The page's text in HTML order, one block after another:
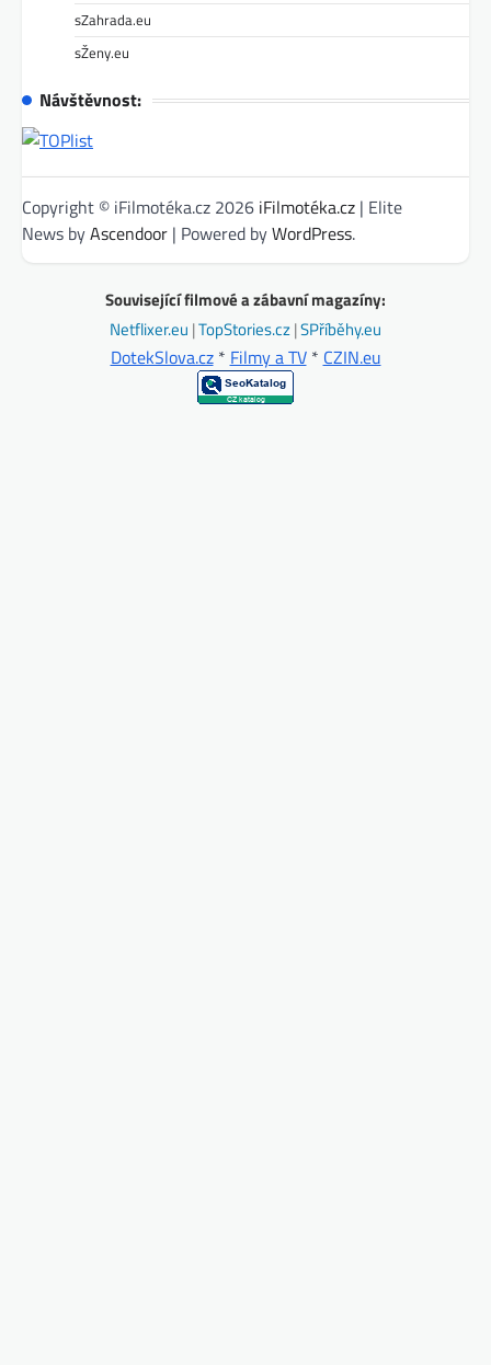
sZahrada.eu
sŽeny.eu
Návštěvnost:
Copyright © iFilmotéka.cz 2026 iFilmotéka.cz | Elite
News byAscendoor | Powered byWordPress.
Související filmové a zábavní magazíny:
Netflixer.eu |TopStories.cz|SPříběhy.eu
DotekSlova.cz* Filmy a TV* CZIN.eu